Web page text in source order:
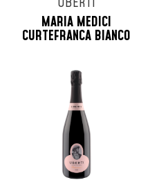
MARIA MEDICI
CURTEFRANCA BIANCO